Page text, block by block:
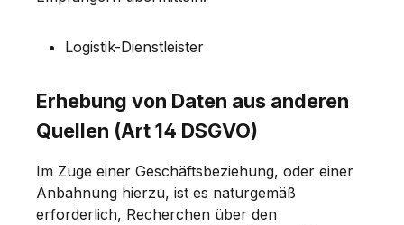
Logistik-Dienstleister
Erhebung von Daten aus anderen
Quellen (Art 14 DSGVO)
Im Zuge einer Geschäftsbeziehung, oder einer
Anbahnung hierzu, ist es naturgemäß
erforderlich, Recherchen über den